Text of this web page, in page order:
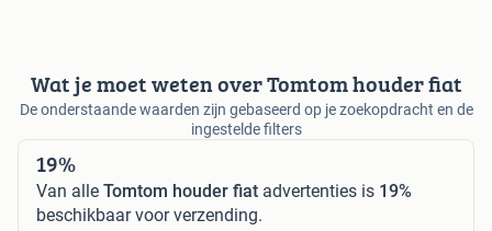
Wat je moet weten over Tomtom houder fiat
De onderstaande waarden zijn gebaseerd op je zoekopdracht en de
ingestelde filters
19%
Van alle Tomtom houder fiat advertenties is 19%
beschikbaar voor verzending.